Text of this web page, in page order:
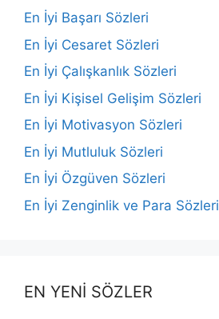
En İyi Başarı Sözleri
En İyi Cesaret Sözleri
En İyi Çalışkanlık Sözleri
En İyi Kişisel Gelişim Sözleri
En İyi Motivasyon Sözleri
En İyi Mutluluk Sözleri
En İyi Özgüven Sözleri
En İyi Zenginlik ve Para Sözleri
EN YENİ SÖZLER